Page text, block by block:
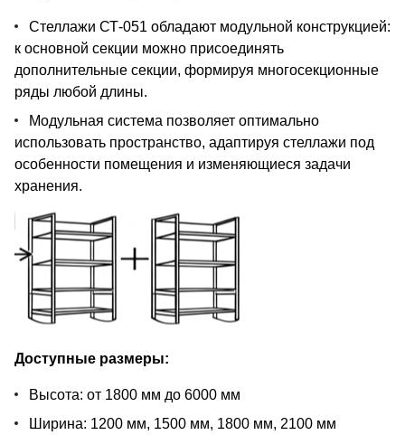
Стеллажи СТ-051 обладают модульной конструкцией:
к основной секции можно присоединять
дополнительные секции, формируя многосекционные
ряды любой длины.
Модульная система позволяет оптимально
использовать пространство, адаптируя стеллажи под
особенности помещения и изменяющиеся задачи
хранения.
Доступные размеры:
Высота: от 1800 мм до 6000 мм
Ширина: 1200 мм, 1500 мм, 1800 мм, 2100 мм